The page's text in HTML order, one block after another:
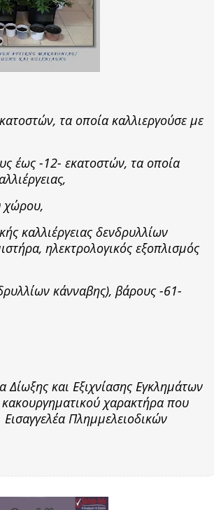
τα οποία καλλιεργούσε με
έως -12- εκατοστών, τα οποία
χώρου,
καλλιέργειας δενδρυλλίων
ηλεκτρολογικός εξοπλισμός
κάνναβης), βάρους -61-
και Εξιχνίασης Εγκλημάτων
χαρακτήρα που
Πλημμελειοδικών